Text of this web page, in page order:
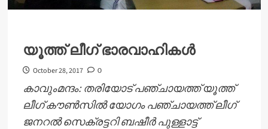
യൂത്ത് ലീഗ് ഭാരവാഹികൾ
October 28, 2017 0
കാവുംമന്ദം: തരിയോട് പഞ്ചായത്ത് യൂത്ത്
ലീഗ് കൗണ്‍സില്‍ യോഗം പഞ്ചായത്ത് ലീഗ്
ജനറല്‍ സെക്രട്ടറി ബഷീര്‍ പുള്ളാട്ട്